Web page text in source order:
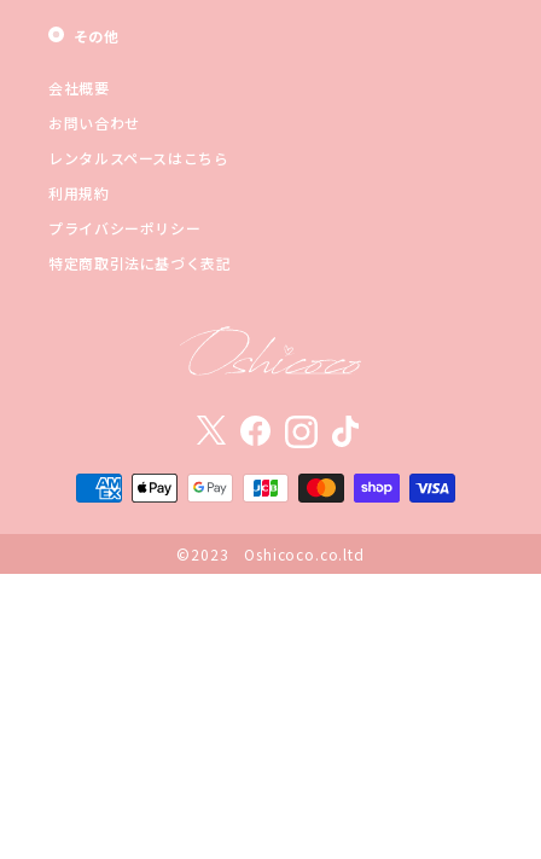
その他
会社概要
お問い合わせ
レンタルスペースはこちら
利用規約
プライバシーポリシー
特定商取引法に基づく表記
©2023 Oshicoco.co.ltd